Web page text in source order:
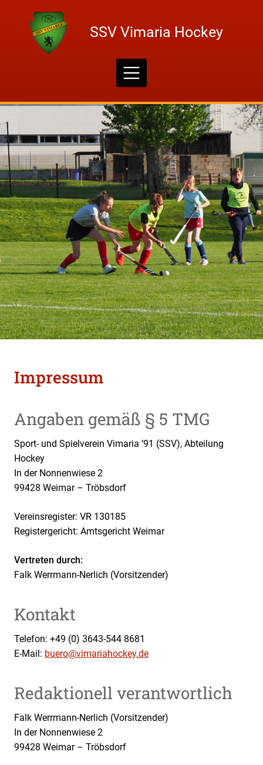
SSV Vimaria Hockey
Impressum
Angaben gemäß § 5 TMG
Sport- und Spielverein Vimaria ’91 (SSV), Abteilung
Hockey
In der Nonnenwiese 2
99428 Weimar – Tröbsdorf
Vereinsregister: VR 130185
Registergericht: Amtsgericht Weimar
Vertreten durch:
Falk Werrmann-Nerlich (Vorsitzender)
Kontakt
Telefon: +49 (0) 3643-544 8681
E-Mail: buero@vimariahockey.de
Redaktionell verantwortlich
Falk Werrmann-Nerlich (Vorsitzender)
In der Nonnenwiese 2
99428 Weimar – Tröbsdorf